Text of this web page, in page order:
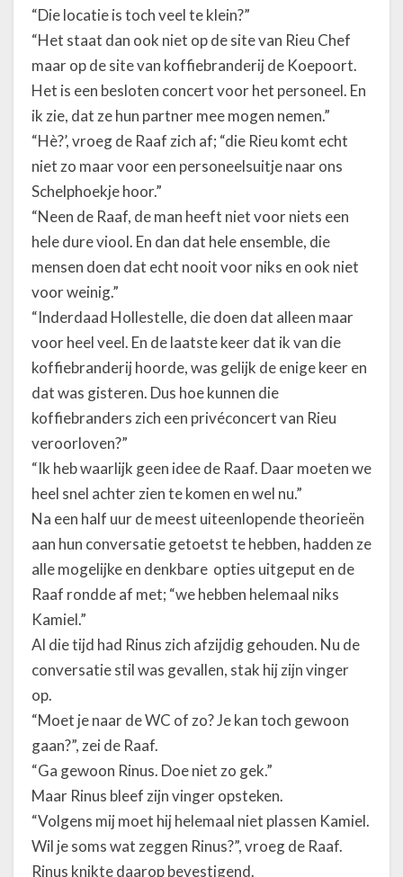
“Die locatie is toch veel te klein?”
“Het staat dan ook niet op de site van Rieu Chef
maar op de site van koffiebranderij de Koepoort.
Het is een besloten concert voor het personeel. En
ik zie, dat ze hun partner mee mogen nemen.”
“Hè?’, vroeg de Raaf zich af; “die Rieu komt echt
niet zo maar voor een personeelsuitje naar ons
Schelphoekje hoor.”
“Neen de Raaf, de man heeft niet voor niets een
hele dure viool. En dan dat hele ensemble, die
mensen doen dat echt nooit voor niks en ook niet
voor weinig.”
“Inderdaad Hollestelle, die doen dat alleen maar
voor heel veel. En de laatste keer dat ik van die
koffiebranderij hoorde, was gelijk de enige keer en
dat was gisteren. Dus hoe kunnen die
koffiebranders zich een privéconcert van Rieu
veroorloven?”
“Ik heb waarlijk geen idee de Raaf. Daar moeten we
heel snel achter zien te komen en wel nu.”
Na een half uur de meest uiteenlopende theorieën
aan hun conversatie getoetst te hebben, hadden ze
alle mogelijke en denkbare opties uitgeput en de
Raaf rondde af met; “we hebben helemaal niks
Kamiel.”
Al die tijd had Rinus zich afzijdig gehouden. Nu de
conversatie stil was gevallen, stak hij zijn vinger
op.
“Moet je naar de WC of zo? Je kan toch gewoon
gaan?”, zei de Raaf.
“Ga gewoon Rinus. Doe niet zo gek.”
Maar Rinus bleef zijn vinger opsteken.
“Volgens mij moet hij helemaal niet plassen Kamiel.
Wil je soms wat zeggen Rinus?”, vroeg de Raaf.
Rinus knikte daarop bevestigend.